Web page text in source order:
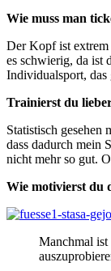
Wie muss man
Der Kopf ist extrem
es schwierig, da ist
Individualsport, das
Trainierst du
Statistisch
dass dadurch mein
nicht mehr so gut.
Wie motivierst du
Manchmal ist